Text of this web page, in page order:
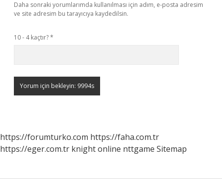
Daha sonraki yorumlarımda kullanılması için adım, e-posta adresim
ve site adresim bu tarayıcıya kaydedilsin.
10 - 4 kaçtır?*
https://forumturko.com https://faha.com.tr
https://eger.com.tr knight online nttgame Sitemap